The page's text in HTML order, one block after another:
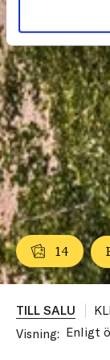
14
TILL SALU
Visning: Enligt